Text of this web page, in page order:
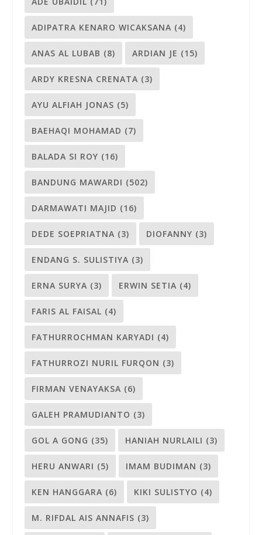
ADIPATRA KENARO WICAKSANA (4)
ANAS AL LUBAB (8) ARDIAN JE (15)
ARDY KRESNA CRENATA (3)
AYU ALFIAH JONAS (5)
BAEHAQI MOHAMAD (7)
BALADA SI ROY (16)
BANDUNG MAWARDI (502)
DARMAWATI MAJID (16)
DEDE SOEPRIATNA (3) DIOFANNY (3)
ENDANG S. SULISTIYA (3)
ERNA SURYA (3) ERWIN SETIA (4)
FARIS AL FAISAL (4)
FATHURROCHMAN KARYADI (4)
FATHURROZI NURIL FURQON (3)
FIRMAN VENAYAKSA (6)
GALEH PRAMUDIANTO (3)
GOL A GONG (35) HANIAH NURLAILI (3)
HERU ANWARI (5) IMAM BUDIMAN (3)
KEN HANGGARA (6) KIKI SULISTYO (4)
M. RIFDAL AIS ANNAFIS (3)